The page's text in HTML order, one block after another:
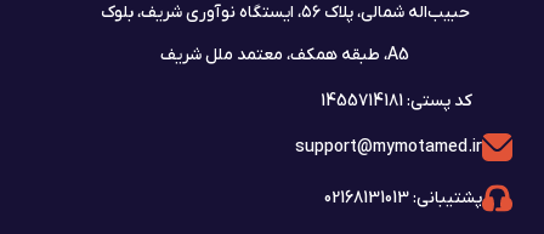
حبیب‌اله شمالی، پلاک ۵۶، ایستگاه نوآوری شریف، بلوک
A5، طبقه همکف، معتمد ملل شریف
کد پستی: 1455714181
support@mymotamed.ir
پشتیبانی: 02168131013